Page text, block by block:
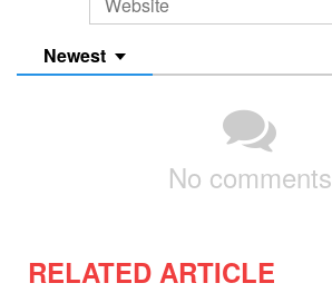
Newest
No comments
RELATED ARTICLE